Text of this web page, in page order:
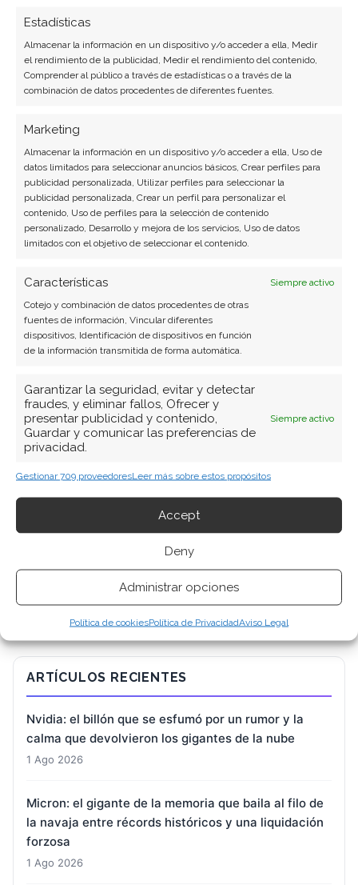
Estadísticas
Almacenar la información en un dispositivo y/o acceder a ella, Medir
el rendimiento de la publicidad, Medir el rendimiento del contenido,
Comprender al público a través de estadísticas o a través de la
combinación de datos procedentes de diferentes fuentes.
Marketing
Almacenar la información en un dispositivo y/o acceder a ella, Uso de
datos limitados para seleccionar anuncios básicos, Crear perfiles para
publicidad personalizada, Utilizar perfiles para seleccionar la
publicidad personalizada, Crear un perfil para personalizar el
contenido, Uso de perfiles para la selección de contenido
personalizado, Desarrollo y mejora de los servicios, Uso de datos
limitados con el objetivo de seleccionar el contenido.
Características
Siempre activo
Cotejo y combinación de datos procedentes de otras
fuentes de información, Vincular diferentes
dispositivos, Identificación de dispositivos en función
de la información transmitida de forma automática.
Garantizar la seguridad, evitar y detectar
fraudes, y eliminar fallos, Ofrecer y
presentar publicidad y contenido,
Guardar y comunicar las preferencias de
privacidad.
Siempre activo
Gestionar 709 proveedoresLeer más sobre estos propósitos
Accept
Deny
Administrar opciones
Política de cookiesPolítica de PrivacidadAviso Legal
SOBRE EL AUTOR
Javier Martínez González
Ingeniero de software convertido en escritor
hardware, software empresarial y computación en
la nube.
Ver todos los artículos →
ARTÍCULOS RECIENTES
Nvidia: el billón que se esfumó por un rumor y la
calma que devolvieron los gigantes de la nube
1 Ago 2026
Micron: el gigante de la memoria que baila al filo de
la navaja entre récords históricos y una liquidación
forzosa
1 Ago 2026